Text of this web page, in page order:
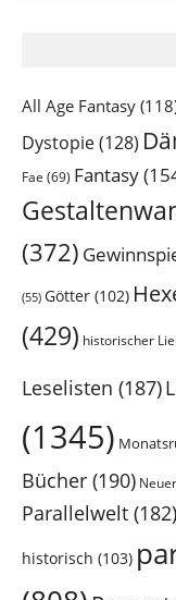
All Age Fantasy
Dystopie(128)
Fae (69) Fantasy
(372)
(55) Götter (102)
(429) historischer
Leselisten (187)
(1345)
Bücher (190)
Parallelwelt (182)
historisch (103)